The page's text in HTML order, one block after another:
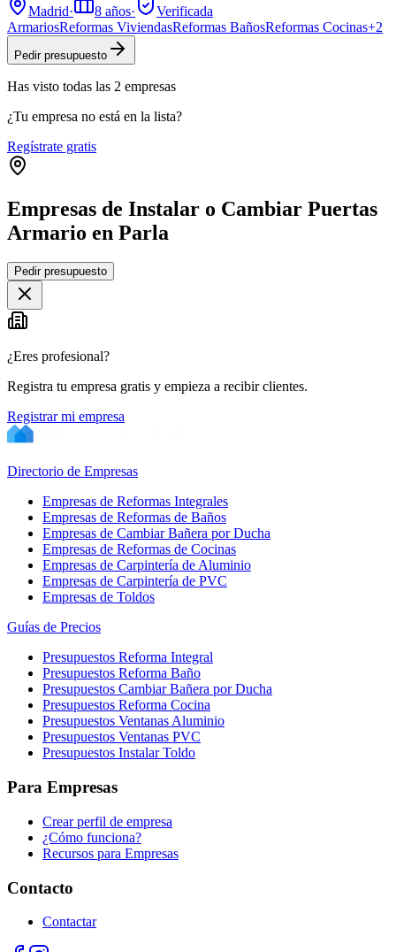
Madrid· 8 años·
Verificada
ArmariosReformas ViviendasReformas BañosReformas Cocinas+2
Pedir presupuesto
Has visto todas las 2 empresas
¿Tu empresa no está en la lista?
Regístrate gratis
Empresas de Instalar o Cambiar Puertas
Armario en Parla
+
−
Pedir presupuesto
¿Eres profesional?
Registra tu empresa gratis y empieza a recibir clientes.
Registrar mi empresa
Directorio de Empresas
Empresas de Reformas Integrales
Empresas de Reformas de Baños
Empresas de Cambiar Bañera por Ducha
Empresas de Reformas de Cocinas
Empresas de Carpintería de Aluminio
Empresas de Carpintería de PVC
Empresas de Toldos
Guías de Precios
Presupuestos Reforma Integral
Presupuestos Reforma Baño
Presupuestos Cambiar Bañera por Ducha
Presupuestos Reforma Cocina
Presupuestos Ventanas Aluminio
Presupuestos Ventanas PVC
Presupuestos Instalar Toldo
Para Empresas
Crear perfil de empresa
¿Cómo funciona?
Recursos para Empresas
Contacto
Contactar